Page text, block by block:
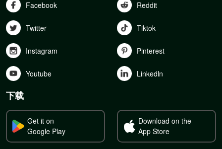
Facebook Reddit
Twitter Tiktok
Instagram Pinterest
Youtube Linkedln
下载
Get it on
Google Play
Download on the
App Store